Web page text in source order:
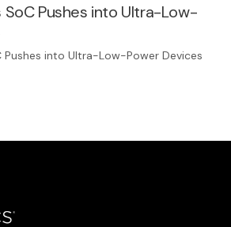
SoC Pushes into Ultra-Low-
Pushes into Ultra-Low-Power Devices